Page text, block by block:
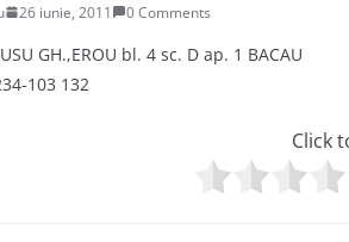
26 iunie, 2011 0 Comments
GH.,EROU bl. 4 sc. D ap. 1 BACAU
103 132
Click